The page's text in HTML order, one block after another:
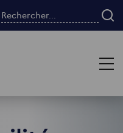
Rechercher...